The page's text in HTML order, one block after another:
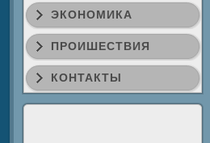
ЭКОНОМИКА
ПРОИШЕСТВИЯ
КОНТАКТЫ